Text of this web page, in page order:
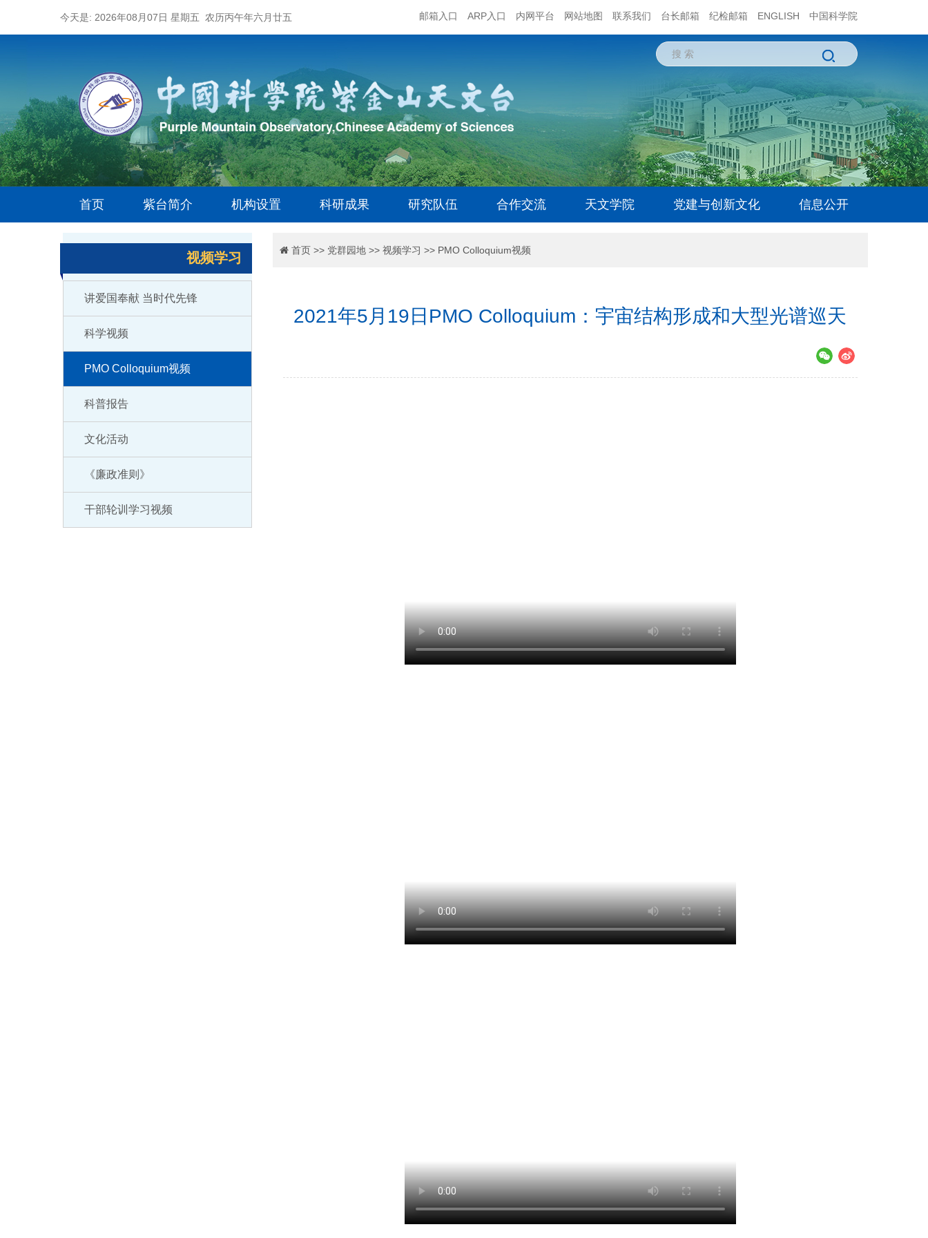
今天是: 2026年08月07日 星期五 农历丙午年六月廿五 邮箱入口 ARP入口 内网平台 网站地图 联系我们 台长邮箱 纪检邮箱 ENGLISH 中国科学院
首页 紫台简介 机构设置 科研成果 研究队伍 合作交流 天文学院 党建与创新文化 信息公开
视频学习
讲爱国奉献 当时代先锋
科学视频
PMO Colloquium视频
科普报告
文化活动
《廉政准则》
干部轮训学习视频
首页>> 党群园地>> 视频学习 >> PMO Colloquium视频
2021年5月19日PMO Colloquium：宇宙结构形成和大型光谱巡天